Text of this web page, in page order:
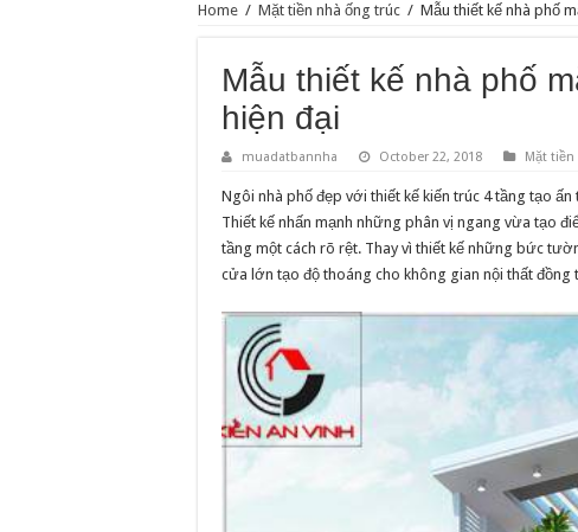
Home / Mặt tiền nhà ống trúc / Mẫu thiết kế nhà phố
Mẫu thiết kế nhà phố
hiện đại
muadatbannha October 22, 2018 Mặt tiền
Ngôi nhà phố đẹp với thiết kế kiến trúc 4 tầng tạo
Thiết kế nhấn mạnh những phân vị ngang vừa tạo
tầng một cách rõ rệt. Thay vì thiết kế những bức
cửa lớn tạo độ thoáng cho không gian nội thất